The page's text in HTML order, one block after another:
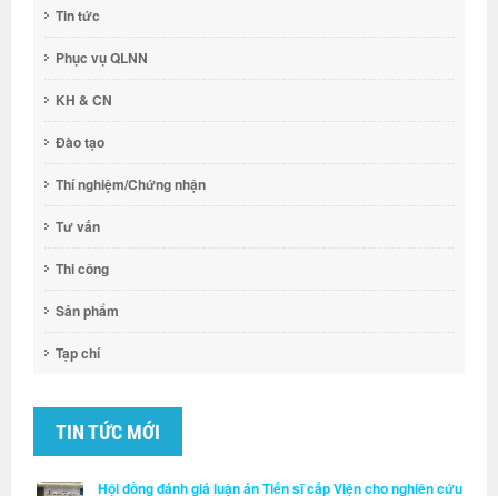
Tin tức
Phục vụ QLNN
KH & CN
Đào tạo
Thí nghiệm/Chứng nhận
Tư vấn
Thi công
Sản phẩm
Tạp chí
TIN TỨC MỚI
Hội đồng đánh giá luận án Tiến sĩ cấp Viện cho nghiên cứu